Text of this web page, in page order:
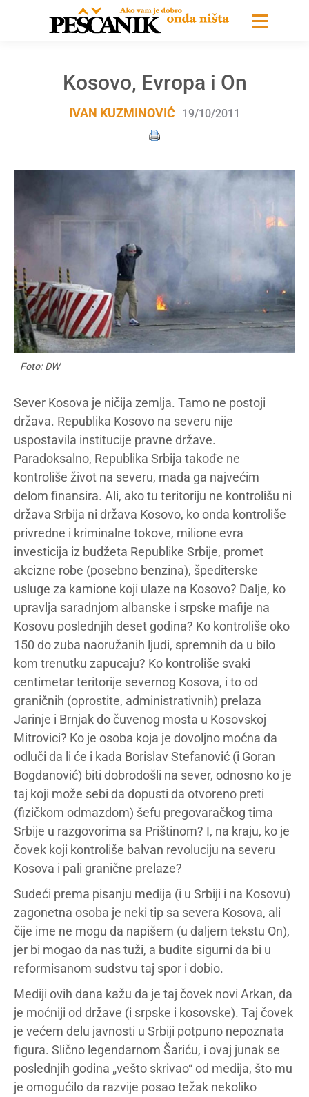
Kosovo, Evropa i On
IVAN KUZMINOVIĆ 19/10/2011
Foto: DW
Sever Kosova je ničija zemlja. Tamo ne postoji
država. Republika Kosovo na severu nije
uspostavila institucije pravne države.
Paradoksalno, Republika Srbija takođe ne
kontroliše život na severu, mada ga najvećim
delom finansira. Ali, ako tu teritoriju ne kontrolišu ni
država Srbija ni država Kosovo, ko onda kontroliše
privredne i kriminalne tokove, milione evra
investicija iz budžeta Republike Srbije, promet
akcizne robe (posebno benzina), špediterske
usluge za kamione koji ulaze na Kosovo? Dalje, ko
upravlja saradnjom albanske i srpske mafije na
Kosovu poslednjih deset godina? Ko kontroliše oko
150 do zuba naoružanih ljudi, spremnih da u bilo
kom trenutku zapucaju? Ko kontroliše svaki
centimetar teritorije severnog Kosova, i to od
graničnih (oprostite, administrativnih) prelaza
Jarinje i Brnjak do čuvenog mosta u Kosovskoj
Mitrovici? Ko je osoba koja je dovoljno moćna da
odluči da li će i kada Borislav Stefanović (i Goran
Bogdanović) biti dobrodošli na sever, odnosno ko je
taj koji može sebi da dopusti da otvoreno preti
(fizičkom odmazdom) šefu pregovaračkog tima
Srbije u razgovorima sa Prištinom? I, na kraju, ko je
čovek koji kontroliše balvan revoluciju na severu
Kosova i pali granične prelaze?
Sudeći prema pisanju medija (i u Srbiji i na Kosovu)
zagonetna osoba je neki tip sa severa Kosova, ali
čije ime ne mogu da napišem (u daljem tekstu On),
jer bi mogao da nas tuži, a budite sigurni da bi u
reformisanom sudstvu taj spor i dobio.
Mediji ovih dana kažu da je taj čovek novi Arkan, da
je moćniji od države (i srpske i kosovske). Taj čovek
je većem delu javnosti u Srbiji potpuno nepoznata
figura. Slično legendarnom Šariću, i ovaj junak se
poslednjih godina „vešto skrivao“ od medija, što mu
je omogućilo da razvije posao težak nekoliko